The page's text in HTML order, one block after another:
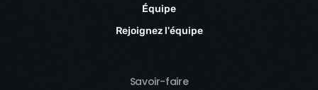
Équipe
Rejoignez l'équipe
Savoir-faire